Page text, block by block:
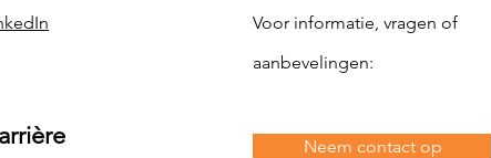
Voor informatie, vragen of
aanbevelingen:
Neem contact op